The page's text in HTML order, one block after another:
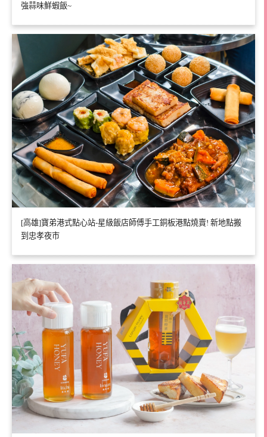
強蒜味鮮蝦飯~
[高雄]寶弟港式點心站-星級飯店師傅手工銅板港點燒賣! 新地點搬
到忠孝夜市